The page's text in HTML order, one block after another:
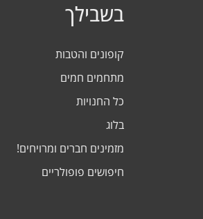
בשבילך
קופונים והטבות
מתחמים חמים
כל החנויות
בלוג
מזמינים חברים ומרויחים!
חיפושים פופולריים